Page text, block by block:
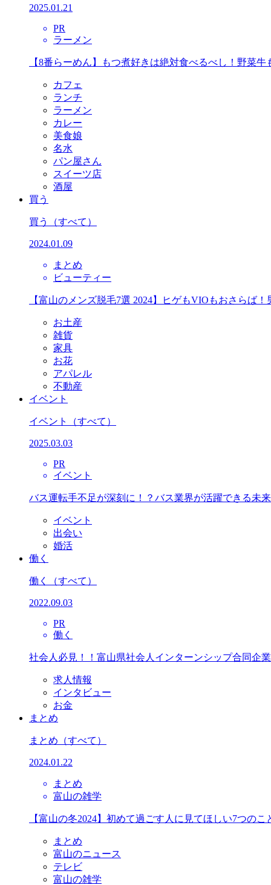
2025.01.21
PR
ラーメン
【8番らーめん】もつ煮好きは絶対食べるべし！野菜
カフェ
ランチ
ラーメン
カレー
美食娘
名水
パン屋さん
スイーツ店
酒屋
買う
買う （すべて）
2024.01.09
まとめ
ビューティー
【富山のメンズ脱毛7選 2024】ヒゲもVIOもおさらば
お土産
雑貨
家具
お花
アパレル
不動産
イベント
イベント （すべて）
2025.03.03
PR
イベント
バス運転手不足が深刻に！？バス業界が活躍できる未
イベント
出会い
婚活
働く
働く （すべて）
2022.09.03
PR
働く
社会人必見！！富山県社会人インターンシップ合同企
求人情報
インタビュー
お金
まとめ
まとめ （すべて）
2024.01.22
まとめ
富山の雑学
【富山の冬2024】初めて過ごす人に見てほしい7つのこ
まとめ
富山のニュース
テレビ
富山の雑学